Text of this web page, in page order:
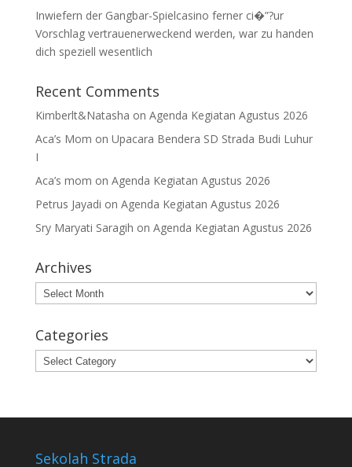
Inwiefern der Gangbar-Spielcasino ferner ci�”?ur
Vorschlag vertrauenerweckend werden, war zu handen
dich speziell wesentlich
Recent Comments
Kimberlt&Natasha on Agenda Kegiatan Agustus 2026
Aca’s Mom on Upacara Bendera SD Strada Budi Luhur
I
Aca’s mom on Agenda Kegiatan Agustus 2026
Petrus Jayadi on Agenda Kegiatan Agustus 2026
Sry Maryati Saragih on Agenda Kegiatan Agustus 2026
Archives
Archives
Categories
Categories
Sekolah Strada